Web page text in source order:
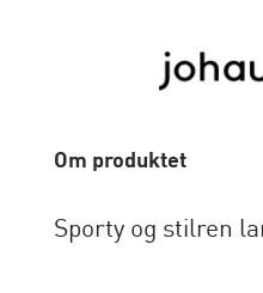
Om produktet
Sporty og stilren